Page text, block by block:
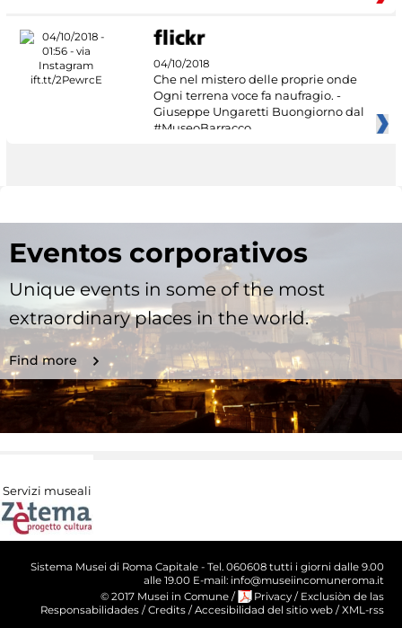
04/10/2018
Che nel mistero delle proprie onde
Ogni terrena voce fa naufragio. -
Giuseppe Ungaretti Buongiorno dal
#MuseoBarracco
Eventos corporativos
Unique events in some of the most
extraordinary places in the world.
Find more
Servizi museali
Sistema Musei di Roma Capitale - Tel. 060608 tutti i giorni dalle 9.00
alle 19.00 E-mail: info@museiincomuneroma.it
© 2017 Musei in Comune / Privacy / Exclusiòn de las
Responsabilidades / Credits / Accesibilidad del sitio web / XML-rss